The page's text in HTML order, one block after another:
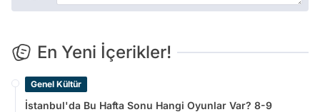
En Yeni İçerikler!
Genel Kültür
İstanbul'da Bu Hafta Sonu Hangi Oyunlar Var? 8-9